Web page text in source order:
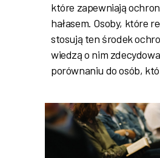
które zapewniają
hałasem. Osoby, które
stosują ten środek
wiedzą o nim
porównaniu do osób,